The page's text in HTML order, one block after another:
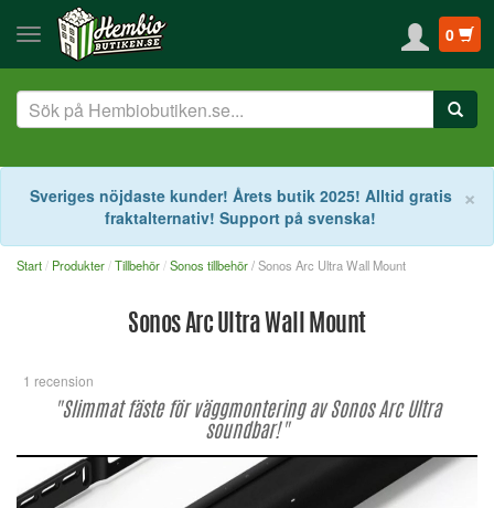
0
×
Sveriges nöjdaste kunder! Årets butik 2025! Alltid gratis
fraktalternativ! Support på svenska!
Start Produkter Tillbehör Sonos tillbehör/ Sonos Arc Ultra Wall Mount
Sonos Arc Ultra Wall Mount
1 recension
"Slimmat fäste för väggmontering av Sonos Arc Ultra
soundbar!"